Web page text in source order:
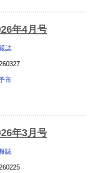
年4月号
誌
市
年3月号
誌